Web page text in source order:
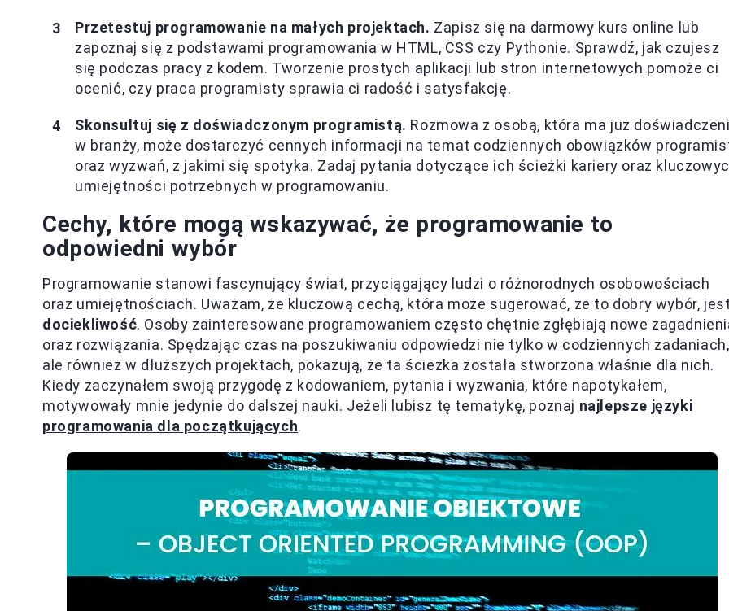
Przetestuj programowanie na małych projektach. Zapisz się na darmowy kurs online lub
zapoznaj się z podstawami programowania w HTML, CSS czy Pythonie. Sprawdź, jak czujesz
się podczas pracy z kodem. Tworzenie prostych aplikacji lub stron internetowych pomoże ci
ocenić, czy praca programisty sprawia ci radość i satysfakcję.
Skonsultuj się z doświadczonym programistą. Rozmowa z osobą, która ma już
w branży, może dostarczyć cennych informacji na temat codziennych obowiązków
oraz wyzwań, z jakimi się spotyka. Zadaj pytania dotyczące ich ścieżki kariery oraz
umiejętności potrzebnych w programowaniu.
Cechy, które mogą wskazywać, że programowanie to
odpowiedni wybór
Programowanie stanowi fascynujący świat, przyciągający ludzi o różnorodnych osobowościach
oraz umiejętnościach. Uważam, że kluczową cechą, która może sugerować, że to dobry wybór,
dociekliwość. Osoby zainteresowane programowaniem często chętnie zgłębiają nowe
oraz rozwiązania. Spędzając czas na poszukiwaniu odpowiedzi nie tylko w codziennych zadaniach,
ale również w dłuższych projektach, pokazują, że ta ścieżka została stworzona właśnie dla nich.
Kiedy zaczynałem swoją przygodę z kodowaniem, pytania i wyzwania, które napotykałem,
motywowały mnie jedynie do dalszej nauki. Jeżeli lubisz tę tematykę, poznaj najlepsze języki
programowania dla początkujących.